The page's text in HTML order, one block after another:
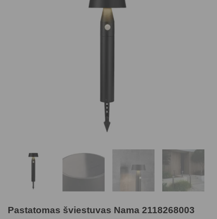
Pastatomas šviestuvas Nama 2118268003